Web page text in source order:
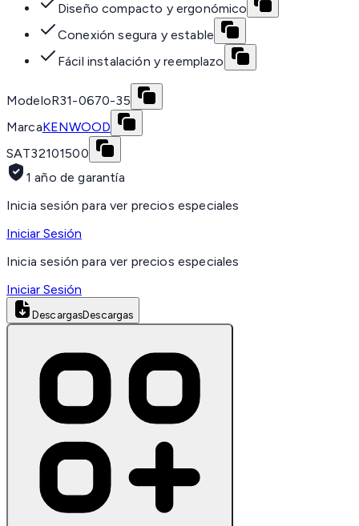
Diseño compacto y ergonómico
Conexión segura y estable
Fácil instalación y reemplazo
ModeloR31-0670-35
MarcaKENWOOD
SAT32101500
1 año de garantía
Inicia sesión para ver precios especiales
Iniciar Sesión
Inicia sesión para ver precios especiales
Iniciar Sesión
DescargasDescargas